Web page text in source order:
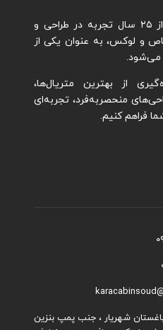
مجموعه کاراکابین با بیش از ۲۵ سال تجربه در طراحی و
و لوکس، به عنوان یکی از
می‌شود.
از بهترین متریال‌ها،
منحصربه‌فرد، تجربه‌ای
فراهم کنیم.
باغستان شهریار ، جنب پمپ بنزین